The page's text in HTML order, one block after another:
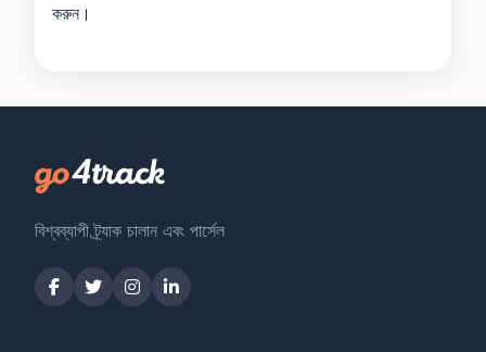
করুন।
বিশ্বব্যাপী ট্র্যাক চালান এবং পার্সেল